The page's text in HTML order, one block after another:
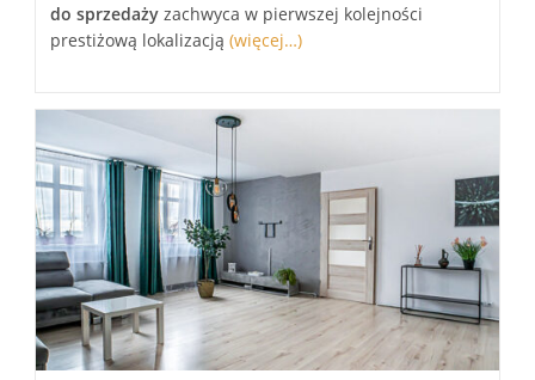
do sprzedaży zachwyca w pierwszej kolejności
prestiżową lokalizacją(więcej…)